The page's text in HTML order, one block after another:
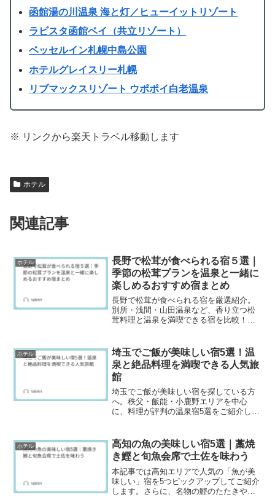
函館湯の川温泉 海と灯／ヒューイットリゾート
ラビスタ函館ベイ（共立リゾート）
ベッセルイン札幌中島公園
ホテルグレイスリー札幌
リブマックスリゾート ウポポイ白老温泉
※ リンクから楽天トラベル移動します
ホテル
関連記事
ホテル
長野で松茸が食べられる宿５選｜
季節の松茸プランを温泉と一緒に
楽しめるおすすめ宿まとめ
長野で松茸が食べられる宿を厳選紹介。
別所・浅間・山田温泉など、香り立つ松
茸料理と温泉を満喫できる宿を比較！ご
事場所の確認ポイントを解説。予約前に
迷わないチェック項目もまとめました。
ホテル
埼玉でご飯が美味しい宿5選！温
泉と絶品料理を満喫できる人気旅
館
埼玉でご飯が美味しい宿を探している方
へ。秩父・飯能・小鹿野エリアを中心
に、料理が評判の温泉宿5選をご紹介しま
わかりやすく解説。食事を楽しみにした
い旅行にぴったりの宿選びをサポートし
ます。
ホテル
高知の魚の美味しい宿5選｜藁焼
き鰹と旬魚会席で土佐を味わう
本記事では高知エリアで人気の「魚が美
味しい」宿を5つピックアップしてご紹介
します。さらに、名物の鰹のたたきや土